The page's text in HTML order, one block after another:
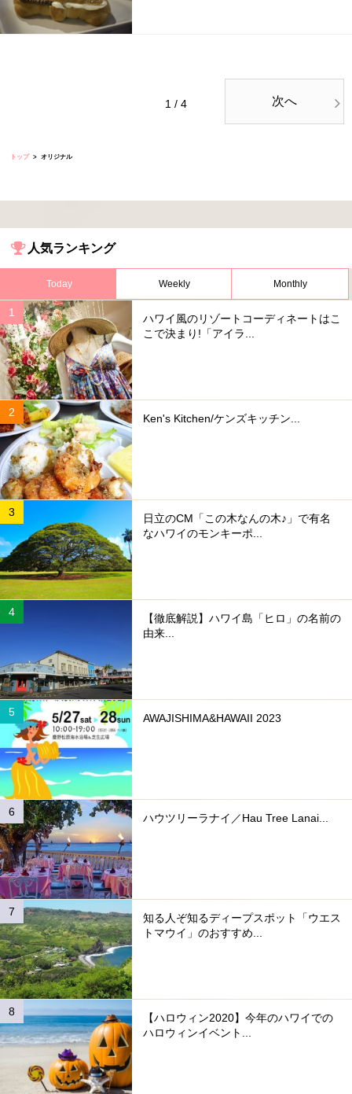
1 / 4 次へ
トップ オリジナル
人気ランキング
Today Weekly Monthly
ハワイ風のリゾートコーディネートはこ
こで決まり!「アイラ...
Ken's Kitchen/ケンズキッチン...
日立のCM「この木なんの木♪」で有名
なハワイのモンキーポ...
【徹底解説】ハワイ島「ヒロ」の名前の
由来...
AWAJISHIMA&HAWAII 2023
ハウツリーラナイ／Hau Tree Lanai...
知る人ぞ知るディープスポット「ウエス
トマウイ」のおすすめ...
【ハロウィン2020】今年のハワイでの
ハロウィンイベント...